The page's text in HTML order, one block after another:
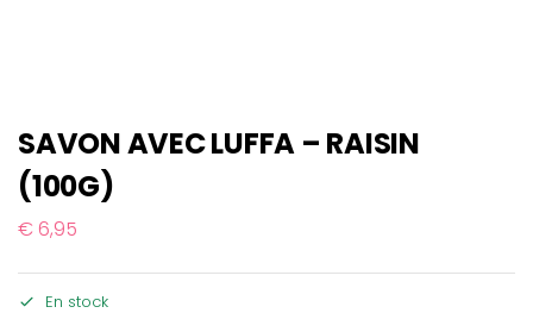
SAVON AVEC LUFFA – RAISIN
(100G)
€ 6,95
En stock